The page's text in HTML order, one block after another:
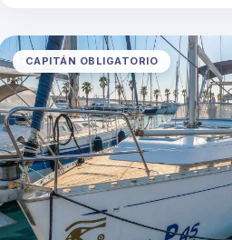
CAPITÁN OBLIGATORIO